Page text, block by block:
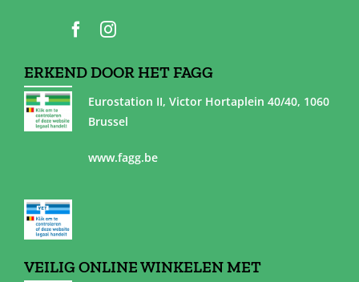
ERKEND DOOR HET FAGG
Eurostation II, Victor Hortaplein 40/40, 1060
Brussel
www.fagg.be
VEILIG ONLINE WINKELEN MET